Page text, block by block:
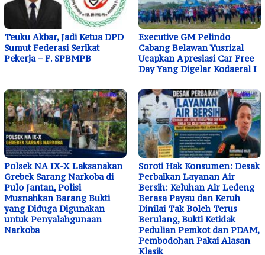
Teuku Akbar, Jadi Ketua DPD
Sumut Federasi Serikat
Pekerja – F. SPBMPB
Executive GM Pelindo
Cabang Belawan Yusrizal
Ucapkan Apresiasi Car Free
Day Yang Digelar Kodaeral I
Polsek NA IX-X Laksanakan
Grebek Sarang Narkoba di
Pulo Jantan, Polisi
Musnahkan Barang Bukti
yang Diduga Digunakan
untuk Penyalahgunaan
Narkoba
Soroti Hak Konsumen: Desak
Perbaikan Layanan Air
Bersih: Keluhan Air Ledeng
Berasa Payau dan Keruh
Dinilai Tak Boleh Terus
Berulang, Bukti Ketidak
Pedulian Pemkot dan PDAM,
Pembodohan Pakai Alasan
Klasik